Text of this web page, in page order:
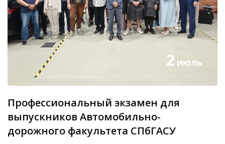
2 июль
Профессиональный экзамен для
выпускников Автомобильно-
дорожного факультета СПбГАСУ